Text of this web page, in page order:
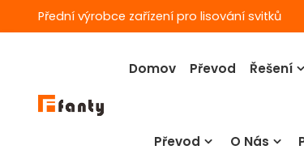
Přední výrobce zařízení pro lisování svitků
Domov Převod Řešení
Převod O Nás